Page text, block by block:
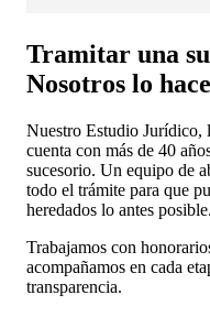
Tramitar una
Nosotros lo
Nuestro Estudio
cuenta con más de 40
sucesorio. Un equipo de
todo el trámite para que
heredados lo antes posible.
Trabajamos con
acompañamos en cada
transparencia.